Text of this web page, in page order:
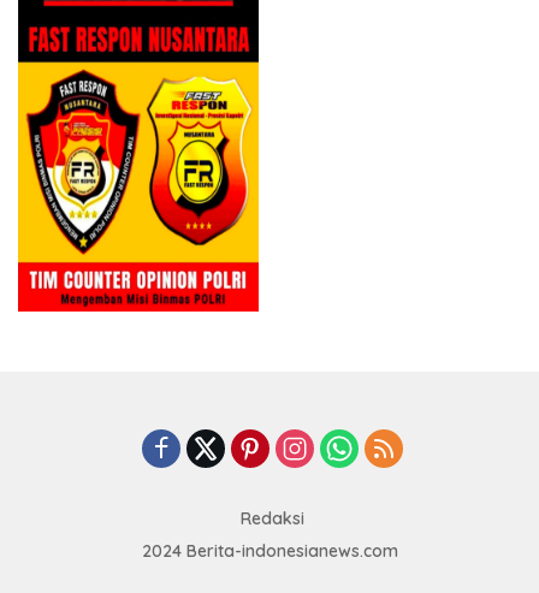
Redaksi
2024 Berita-indonesianews.com